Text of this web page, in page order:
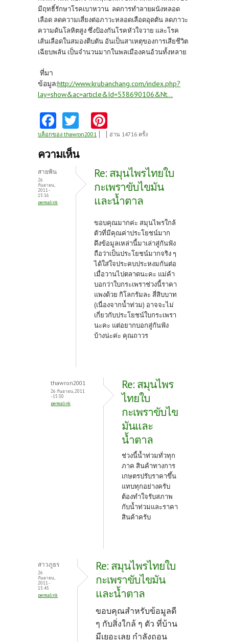
มีฤทธิ์รักษาโรคเบาหวาน ลดการทำลายผนังหลอด
เลือด ลดความเสี่ยงต่อภาวะหลอดเลือดอุดตัน ลดภาวะ
ความดันโลหิตสูง ซึ่งป้องกันโรคหัวใจวาย และโรค
เส้นเลือดในสมองตีบตัน อันเป็นสาเหตุของการเสียชีวิต
เฉียบพลัน เป็นจำนวนมากในพลเมืองคนอ้วนทั้งหลาย
ที่มา
ข้อมูล:http://www.krubanchang.com/index.php?
lay=show&ac=article&Id=538690106&Nt...
Fa
ce
b
o
k
w
itt
nt
es
t
บล็อกของ thawron2001 อ่าน 14716 ครั้ง
ความเห็น
สายพิน
26
กันยายน,
2011 -
15:16
permalink
Re: สมุนไพรไทยใบ
กะเพราขับไขมัน
และน้ำตาล
ขอบคุณมากค่ะ สมุนไพรใกล้
ตัวที่มีคุณค่าประโยชน์มาก
ดึงข้อมูลเหล่านี้มาเล่าสู่กันฟัง
ถือว่าเป็นประโยชน์มากจริง ๆ
ได้ใส่ใจประคบประหงมกันต่อ
เมื่อวานไปตลาดนะคะ แม่ค้า
บอกว่าใบกระเพราช่วงนี้ราคา
แพงด้วย กิโลกรัมละ สี่สิบบาท
(เนื่องจากน้ำท่วม) อาจจะไม่
เกี่ยวกับประโยชน์ใบกระเพรา
นะคะ แต่อยากบอกสู่กันฟัง
บ้างน่ะค่ะ คุณถาวร
thawron2001
26 กันยายน, 2011
- 15:30
permalink
Re: สมุนไพร
ไทยใบ
กะเพราขับไข
มันและ
น้ำตาล
ช่วงนี้น้ำท่วมทั่วทุก
ภาค สินค้าทางการ
เกษตรปรับราคาขึ้น
แทบทุกอย่างครับ
ต้องทำใจรับสภาพ
กับน้ำท่วมและราคา
สินค้าครับ
สาวภูธร
26
กันยายน,
2011 -
15:45
permalink
Re: สมุนไพรไทยใบ
กะเพราขับไขมัน
และน้ำตาล
ขอบคุณสำหรับข้อมูลดี
ๆ กับสิ่งใกล้ ๆ ตัว ที่บ้าน
มีเยอะเลย กำลังถอน